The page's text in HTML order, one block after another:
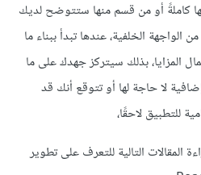
كاملةً أو من قسم منها ستتوضح لديك
الواجهة الخلفية، عندها تبدأ ببناء ما
المزايا، بذلك سيتركز جهدك على ما
لا حاجة لها أو تتوقع أنك قد
للتطبيق لاحقًا،
المقالات التالية للتعرف على تطوير